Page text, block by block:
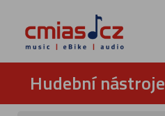
Hudební nástroje